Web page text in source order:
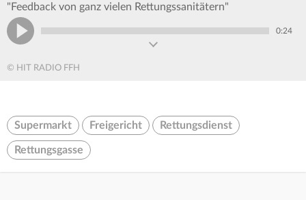
"Feedback von ganz vielen Rettungssanitätern"
0:24
© HIT RADIO FFH
Supermarkt Freigericht Rettungsdienst
Rettungsgasse